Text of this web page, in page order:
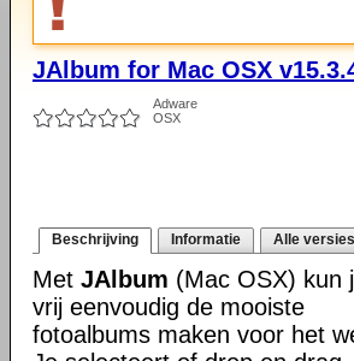
JAlbum for Mac OSX
Adware
OSX
Beschrijving Informatie Alle versies
Met JAlbum (Mac OSX) kun
vrij eenvoudig de mooiste
fotoalbums maken voor het